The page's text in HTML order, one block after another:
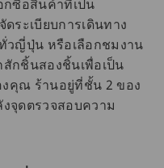
กซื้อสินค้าที่เป็น
ระเบียบการเดินทาง
วญี่ปุ่น หรือเลือกชมงาน
กชิ้นสองชิ้นเพื่อเป็น
คุณ ร้านอยู่ที่ชั้น 2 ของ
จุดตรวจสอบความ